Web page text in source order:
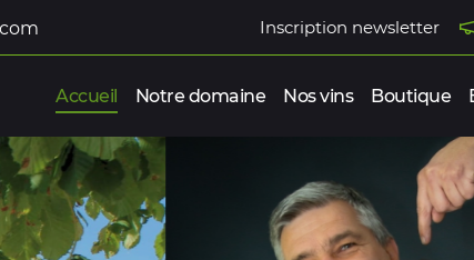
Inscription newsletter
Accueil Notre domaine Nos vins Boutique